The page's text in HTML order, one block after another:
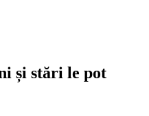
și stări le pot